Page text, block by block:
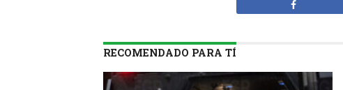
RECOMENDADO PARA TÍ